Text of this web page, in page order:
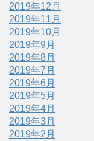
2019年12月
2019年11月
2019年10月
2019年9月
2019年8月
2019年7月
2019年6月
2019年5月
2019年4月
2019年3月
2019年2月